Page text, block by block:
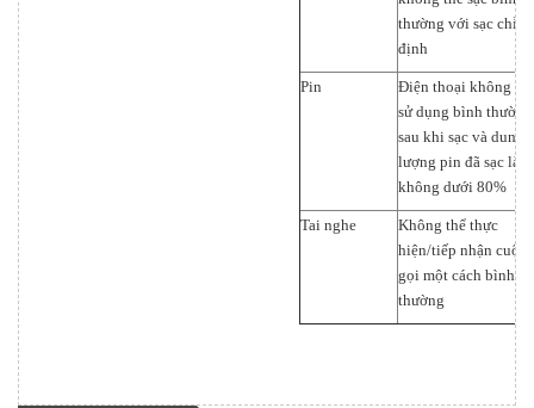
thường với sạc chỉ
định
Pin
Điện thoại không thể
sử dụng bình thường
sau khi sạc và dung
lượng pin đã sạc là
không dưới 80%
Tai nghe
Không thể thực
hiện/tiếp nhận cuộc
gọi một cách bình
thường